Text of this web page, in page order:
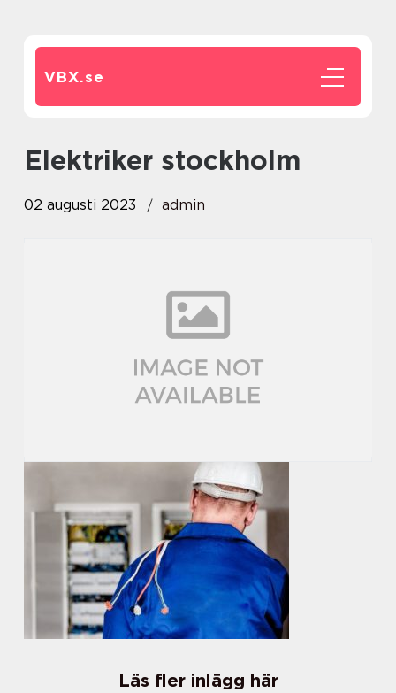
VBX.se
elektriker stockholm
02 augusti 2023 admin
Läs fler inlägg här